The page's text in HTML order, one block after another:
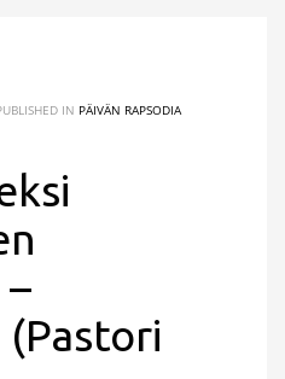
IN PÄIVÄN RAPSODIA
(Pastori